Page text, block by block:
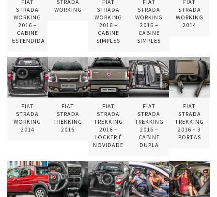
FIAT
STRADA
WORKING
2016 –
CABINE
ESTENDIDA
STRADA
WORKING
FIAT
STRADA
WORKING
2016 –
CABINE
SIMPLES
FIAT
STRADA
WORKING
2016 –
CABINE
SIMPLES
FIAT
STRADA
WORKING
2014
FIAT
STRADA
WORKING
2014
FIAT
STRADA
TREKKING
2016
FIAT
STRADA
TREKKING
2016 –
LOCKER É
NOVIDADE
FIAT
STRADA
TREKKING
2016 –
CABINE
DUPLA
FIAT
STRADA
TREKKING
2016 – 3
PORTAS